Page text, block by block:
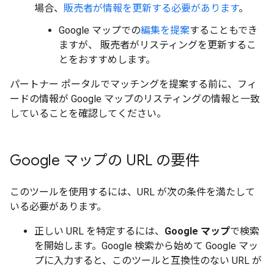
場合、 販売者が情報を更新する必要があります。
Google マップでの編集を提案することもでき
ますが、 販売者がリスティングを更新するこ
とをおすすめします。
パートナー ポータルでマッチングを提案する前に、フィ
ードの情報が Google マップのリスティングの情報と一致
していることを確認してください。
Google マップの URL の要件
このツールを使用するには、URL が次の条件を満たして
いる必要があります。
正しい URL を特定するには、 Google マップで検索
を開始します。Google 検索から始めて Google マッ
プに入力すると、このツールと互換性のない URL が